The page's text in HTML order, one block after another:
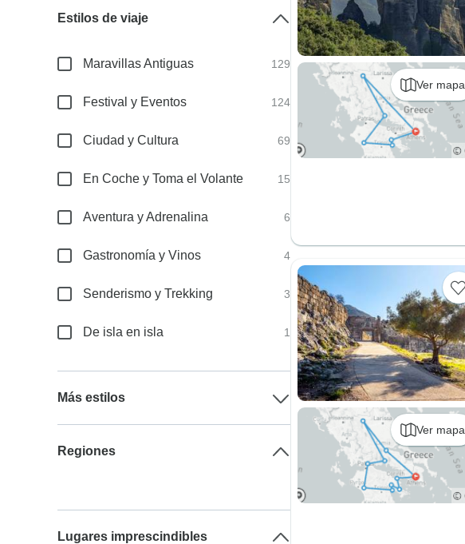
Ver mapa
Ver mapa
Estilos de viaje
Maravillas Antiguas 129
Festival y Eventos 124
Ciudad y Cultura 69
En Coche y Toma el Volante 15
Aventura y Adrenalina 6
Gastronomía y Vinos 4
Senderismo y Trekking 3
De isla en isla 1
Más estilos
Regiones
Lugares imprescindibles